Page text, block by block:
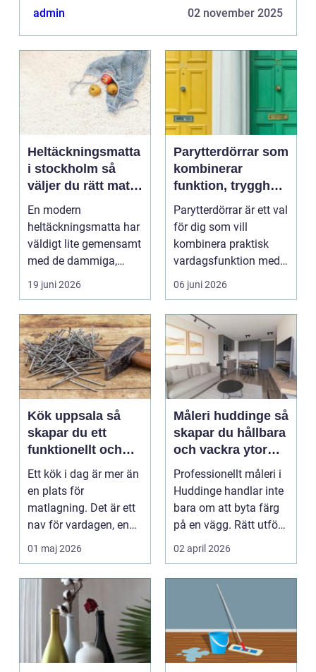
hj&a...
admin 02 november 2025
Heltäckningsmatta
i stockholm så
väljer du rätt matta
för hem och
kontor
En modern
heltäckningsmatta har
väldigt lite gemensamt
med de dammiga,
trista mattor många
minns frå...
19 juni 2026
Parytterdörrar som
kombinerar
funktion, trygghet
och stil
Parytterdörrar är ett val
för dig som vill
kombinera praktisk
vardagsfunktion med
en välkomnande kän...
06 juni 2026
Kök uppsala så
skapar du ett
funktionellt och
personligt kök
Ett kök i dag är mer än
en plats för
matlagning. Det är ett
nav för vardagen, en
samlingspunkt för f...
01 maj 2026
Måleri huddinge så
skapar du hållbara
och vackra ytor
hemma
Professionellt måleri i
Huddinge handlar inte
bara om att byta färg
på en vägg. Rätt utfört
arbete s...
02 april 2026